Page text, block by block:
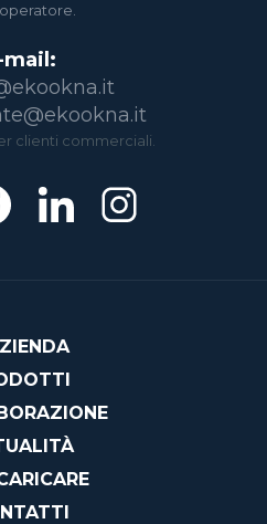
mail:
clienti commerciali.